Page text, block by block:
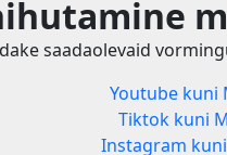
saadaolevaid
Youtube kuni
Tiktok kuni
Instagram